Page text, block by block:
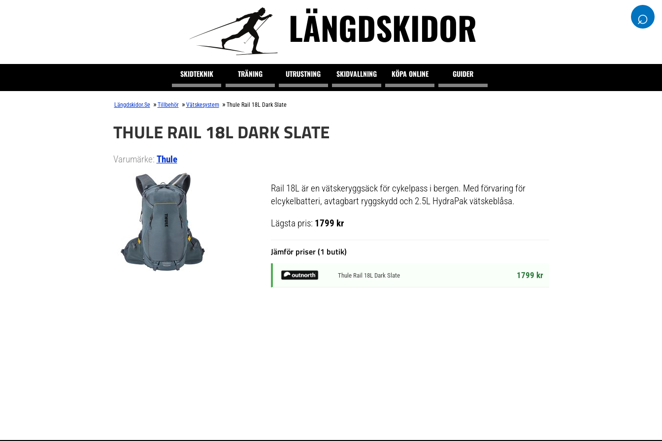
LÄNGDSKIDOR ⌕
SKIDTEKNIK TRÄNING UTRUSTNING SKIDVALLNING KÖPA ONLINE GUIDER
Längdskidor.se » Tillbehör » Vätskesystem » Thule Rail 18L Dark Slate
THULE RAIL 18L DARK SLATE
Varumärke: Thule
Rail 18L är en vätskeryggsäck för cykelpass i bergen. Med förvaring för
elcykelbatteri, avtagbart ryggskydd och 2.5L HydraPak vätskeblåsa.
Lägsta pris: 1799 kr
Jämför priser (1 butik)
Thule Rail 18L Dark Slate 1799 kr